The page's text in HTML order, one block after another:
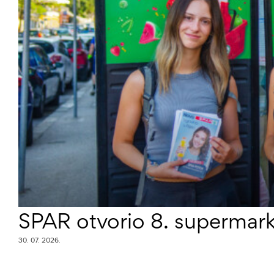
SPAR otvorio 8.
30. 07. 2026.